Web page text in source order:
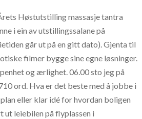
Høstutstilling massasje tantra
i ein av utstillingssalane på
går ut på en gitt dato). Gjenta til
filmer bygge sine egne løsninger.
og ærlighet. 06.00 sto jeg på
ord. Hva er det beste med å jobbe i
eller klar idé for hvordan boligen
ut leiebilen på flyplassen i